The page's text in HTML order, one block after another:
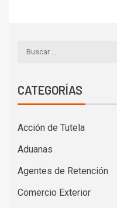
CATEGORÍAS
Acción de Tutela
Aduanas
Agentes de Retención
Comercio Exterior